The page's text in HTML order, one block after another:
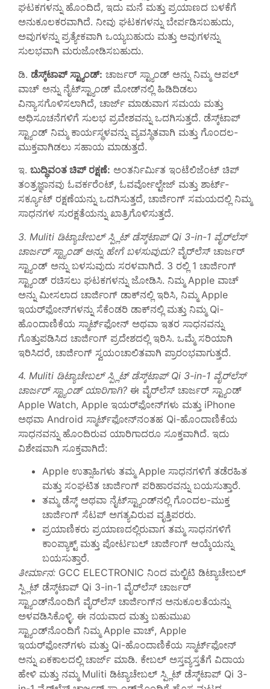
ಘಟಕಗಳನ್ನು ಹೊಂದಿದೆ, ಇದು ಮನೆ ಮತ್ತು ಪ್ರಯಾಣದ ಬಳಕೆಗೆ
ಅನುಕೂಲಕರವಾಗಿದೆ. ನೀವು ಘಟಕಗಳನ್ನು ಬೇರ್ಪಡಿಸಬಹುದು,
ಅವುಗಳನ್ನು ಪ್ರತ್ಯೇಕವಾಗಿ ಒಯ್ಯಬಹುದು ಮತ್ತು ಅವುಗಳನ್ನು
ಸುಲಭವಾಗಿ ಮರುಜೋಡಿಸಬಹುದು.
ಡಿ. ಡೆಸ್ಕ್‌ಟಾಪ್ ಸ್ಟ್ಯಾಂಡ್: ಚಾರ್ಜರ್ ಸ್ಟ್ಯಾಂಡ್ ಅನ್ನು ನಿಮ್ಮ ಆಪಲ್
ವಾಚ್ ಅನ್ನು ನೈಟ್‌ಸ್ಟ್ಯಾಂಡ್ ಮೋಡ್‌ನಲ್ಲಿ ಹಿಡಿದಿಡಲು
ವಿನ್ಯಾಸಗೊಳಿಸಲಾಗಿದೆ, ಚಾರ್ಜ್ ಮಾಡುವಾಗ ಸಮಯ ಮತ್ತು
ಅಧಿಸೂಚನೆಗಳಿಗೆ ಸುಲಭ ಪ್ರವೇಶವನ್ನು ಒದಗಿಸುತ್ತದೆ. ಡೆಸ್ಕ್‌ಟಾಪ್
ಸ್ಟ್ಯಾಂಡ್ ನಿಮ್ಮ ಕಾರ್ಯಸ್ಥಳವನ್ನು ವ್ಯವಸ್ಥಿತವಾಗಿ ಮತ್ತು ಗೊಂದಲ-
ಮುಕ್ತವಾಗಿಡಲು ಸಹಾಯ ಮಾಡುತ್ತದೆ.
ಇ. ಬುದ್ಧಿವಂತ ಚಿಪ್ ರಕ್ಷಣೆ: ಅಂತರ್ನಿರ್ಮಿತ ಇಂಟೆಲಿಜೆಂಟ್ ಚಿಪ್
ತಂತ್ರಜ್ಞಾನವು ಓವರ್ಕರೆಂಟ್, ಓವರ್ವೋಲ್ಟೇಜ್ ಮತ್ತು ಶಾರ್ಟ್-
ಸರ್ಕ್ಯೂಟ್ ರಕ್ಷಣೆಯನ್ನು ಒದಗಿಸುತ್ತದೆ, ಚಾರ್ಜಿಂಗ್ ಸಮಯದಲ್ಲಿ ನಿಮ್ಮ
ಸಾಧನಗಳ ಸುರಕ್ಷತೆಯನ್ನು ಖಾತ್ರಿಗೊಳಿಸುತ್ತದೆ.
3. Muliti ಡಿಟ್ಯಾಚೇಬಲ್ ಸ್ಪ್ಲಿಟ್ ಡೆಸ್ಕ್‌ಟಾಪ್ Qi 3-in-1 ವೈರ್‌ಲೆಸ್
ಚಾರ್ಜರ್ ಸ್ಟ್ಯಾಂಡ್ ಅನ್ನು ಹೇಗೆ ಬಳಸುವುದು? ವೈರ್‌ಲೆಸ್ ಚಾರ್ಜರ್
ಸ್ಟ್ಯಾಂಡ್ ಅನ್ನು ಬಳಸುವುದು ಸರಳವಾಗಿದೆ. 3 ರಲ್ಲಿ 1 ಚಾರ್ಜಿಂಗ್
ಸ್ಟ್ಯಾಂಡ್ ರಚಿಸಲು ಘಟಕಗಳನ್ನು ಜೋಡಿಸಿ. ನಿಮ್ಮ Apple ವಾಚ್
ಅನ್ನು ಮೀಸಲಾದ ಚಾರ್ಜಿಂಗ್ ಡಾಕ್‌ನಲ್ಲಿ ಇರಿಸಿ, ನಿಮ್ಮ Apple
ಇಯರ್‌ಫೋನ್‌ಗಳನ್ನು ಸೆಕೆಂಡರಿ ಡಾಕ್‌ನಲ್ಲಿ ಮತ್ತು ನಿಮ್ಮ Qi-
ಹೊಂದಾಣಿಕೆಯ ಸ್ಮಾರ್ಟ್‌ಫೋನ್ ಅಥವಾ ಇತರ ಸಾಧನವನ್ನು
ಗೊತ್ತುಪಡಿಸಿದ ಚಾರ್ಜಿಂಗ್ ಪ್ರದೇಶದಲ್ಲಿ ಇರಿಸಿ. ಒಮ್ಮೆ ಸರಿಯಾಗಿ
ಇರಿಸಿದರೆ, ಚಾರ್ಜಿಂಗ್ ಸ್ವಯಂಚಾಲಿತವಾಗಿ ಪ್ರಾರಂಭವಾಗುತ್ತದೆ.
4. Muliti ಡಿಟ್ಯಾಚೇಬಲ್ ಸ್ಪ್ಲಿಟ್ ಡೆಸ್ಕ್‌ಟಾಪ್ Qi 3-in-1 ವೈರ್‌ಲೆಸ್
ಚಾರ್ಜರ್ ಸ್ಟ್ಯಾಂಡ್ ಯಾರಿಗಾಗಿ? ಈ ವೈರ್‌ಲೆಸ್ ಚಾರ್ಜರ್ ಸ್ಟ್ಯಾಂಡ್
Apple Watch, Apple ಇಯರ್‌ಫೋನ್‌ಗಳು ಮತ್ತು iPhone
ಅಥವಾ Android ಸ್ಮಾರ್ಟ್‌ಫೋನ್‌ನಂತಹ Qi-ಹೊಂದಾಣಿಕೆಯ
ಸಾಧನವನ್ನು ಹೊಂದಿರುವ ಯಾರಿಗಾದರೂ ಸೂಕ್ತವಾಗಿದೆ. ಇದು
ವಿಶೇಷವಾಗಿ ಸೂಕ್ತವಾಗಿದೆ:
Apple ಉತ್ಸಾಹಿಗಳು ತಮ್ಮ Apple ಸಾಧನಗಳಿಗೆ ತಡೆರಹಿತ
ಮತ್ತು ಸಂಘಟಿತ ಚಾರ್ಜಿಂಗ್ ಪರಿಹಾರವನ್ನು ಬಯಸುತ್ತಾರೆ.
ತಮ್ಮ ಡೆಸ್ಕ್ ಅಥವಾ ನೈಟ್‌ಸ್ಟ್ಯಾಂಡ್‌ನಲ್ಲಿ ಗೊಂದಲ-ಮುಕ್ತ
ಚಾರ್ಜಿಂಗ್ ಸೆಟಪ್ ಅಗತ್ಯವಿರುವ ವೃತ್ತಿಪರರು.
ಪ್ರಯಾಣಿಕರು ಪ್ರಯಾಣದಲ್ಲಿರುವಾಗ ತಮ್ಮ ಸಾಧನಗಳಿಗೆ
ಕಾಂಪ್ಯಾಕ್ಟ್ ಮತ್ತು ಪೋರ್ಟಬಲ್ ಚಾರ್ಜಿಂಗ್ ಆಯ್ಕೆಯನ್ನು
ಬಯಸುತ್ತಾರೆ.
ತೀರ್ಮಾನ: GCC ELECTRONIC ನಿಂದ ಮಲ್ಟಿಟಿ ಡಿಟ್ಯಾಚೇಬಲ್
ಸ್ಪ್ಲಿಟ್ ಡೆಸ್ಕ್‌ಟಾಪ್ Qi 3-in-1 ವೈರ್‌ಲೆಸ್ ಚಾರ್ಜರ್
ಸ್ಟ್ಯಾಂಡ್‌ನೊಂದಿಗೆ ವೈರ್‌ಲೆಸ್ ಚಾರ್ಜಿಂಗ್‌ನ ಅನುಕೂಲತೆಯನ್ನು
ಅಳವಡಿಸಿಕೊಳ್ಳಿ. ಈ ನಯವಾದ ಮತ್ತು ಬಹುಮುಖ
ಸ್ಟ್ಯಾಂಡ್‌ನೊಂದಿಗೆ ನಿಮ್ಮ Apple ವಾಚ್, Apple
ಇಯರ್‌ಫೋನ್‌ಗಳು ಮತ್ತು Qi-ಹೊಂದಾಣಿಕೆಯ ಸ್ಮಾರ್ಟ್‌ಫೋನ್
ಅನ್ನು ಏಕಕಾಲದಲ್ಲಿ ಚಾರ್ಜ್ ಮಾಡಿ. ಕೇಬಲ್ ಅಸ್ತವ್ಯಸ್ತತೆಗೆ ವಿದಾಯ
ಹೇಳಿ ಮತ್ತು ನಮ್ಮ Muliti ಡಿಟ್ಯಾಚೇಬಲ್ ಸ್ಪ್ಲಿಟ್ ಡೆಸ್ಕ್‌ಟಾಪ್ Qi 3-